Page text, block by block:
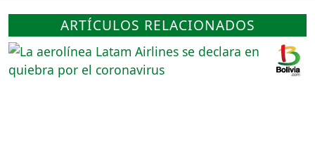
ARTÍCULOS RELACIONADOS